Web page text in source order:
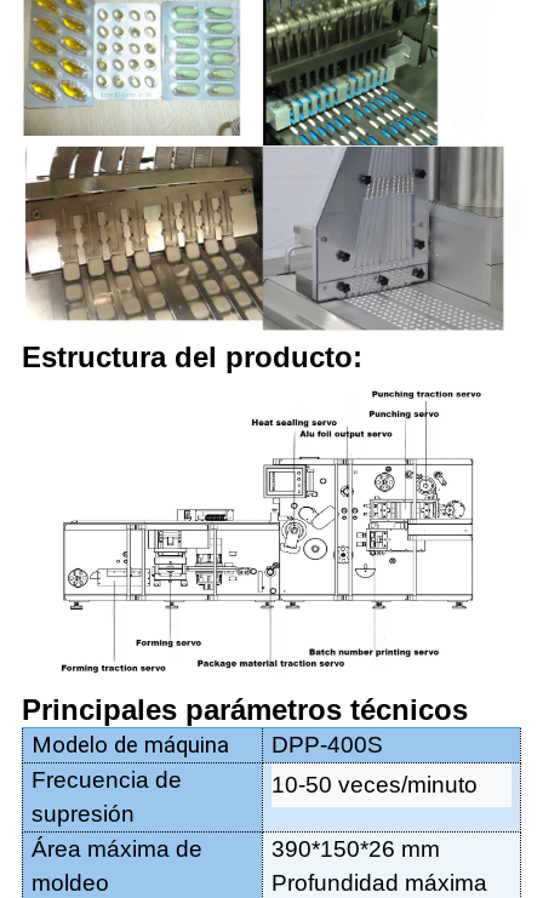
Estructura del producto:
Principales parámetros técnicos
Modelo de máquina DPP-400S
Frecuencia de
supresión
10-50 veces/minuto
Área máxima de
moldeo
390*150*26 mm
Profundidad máxima